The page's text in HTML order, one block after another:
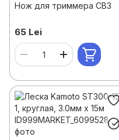
Нож для триммера CB3
65 Lei